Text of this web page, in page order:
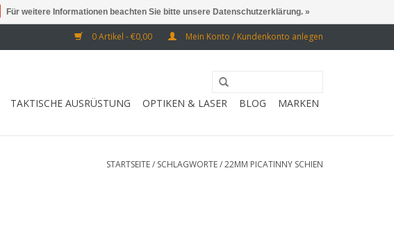
0 Artikel - €0,00 Mein Konto / Kundenkonto anlegen
TAKTISCHE AUSRÜSTUNG OPTIKEN & LASER BLOG MARKEN
STARTSEITE/ SCHLAGWORTE/22MM PICATINNY SCHIEN
Für weitere Informationen beachten Sie bitte unsere Datenschutzerklärung. »